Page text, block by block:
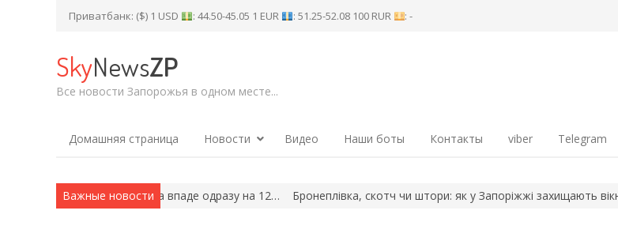
Приватбанк: ($) 1 USD : 44.50-45.05 1 EUR : 51.25-52.08 100 RUR : -
SkyNewsZP
Все новости Запорожья в одном месте...
Домашняя страница Новости Видео Наши боты Контакты viber Telegram
Важные новости
коли температура впаде одразу на 12… Бронеплівка, скотч чи штори: як у Запоріжжі захищають вікна від…